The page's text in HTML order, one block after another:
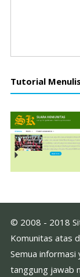
Tutorial
© 2008 - 2018
Komunitas atas
Semua informasi
tanggung jawab